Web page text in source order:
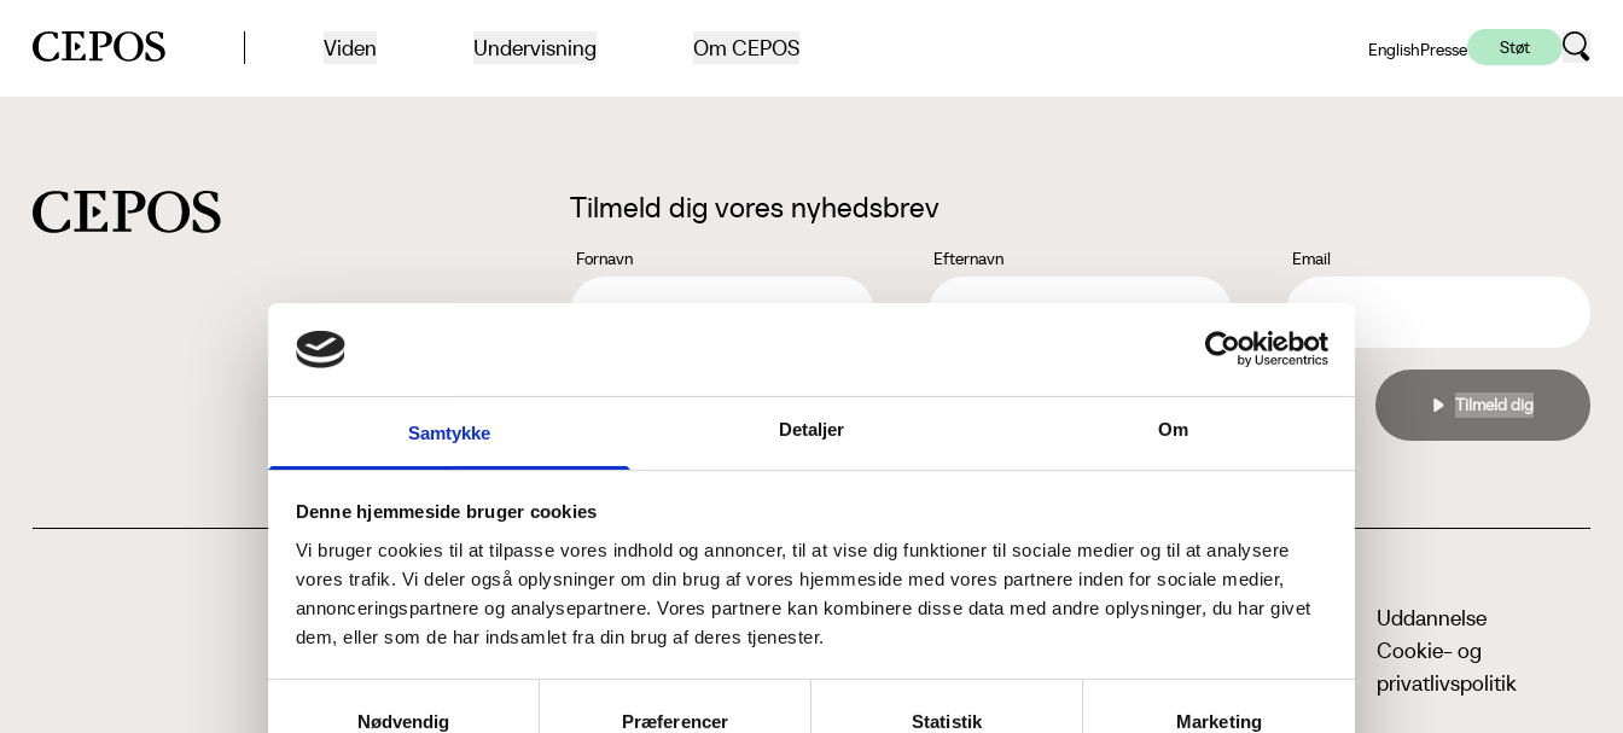
Samtykke Detaljer Om
Denne hjemmeside bruger cookies
Vi bruger cookies til at tilpasse vores indhold og annoncer, til at vise dig funktioner til sociale medier og til at analysere
vores trafik. Vi deler også oplysninger om din brug af vores hjemmeside med vores partnere inden for sociale medier,
annonceringspartnere og analysepartnere. Vores partnere kan kombinere disse data med andre oplysninger, du har givet
dem, eller som de har indsamlet fra din brug af deres tjenester.
Nødvendig
Præferencer Statistik Marketing
CEPOS logo Viden Undervisning Om CEPOS EnglishPresse Støt
Tilmeld dig vores nyhedsbrev
Fornavn Efternavn Email
Jeg accepterer behandlingen af mine personoplysninger i henhold tilprivatlivspolitikken
Hvem er CEPOS
Vores værdier
Medarbejdere
Kontakt
Analyser
ABCepos
Podcast
Uddannelse
Cookie- og
privatlivspolitik